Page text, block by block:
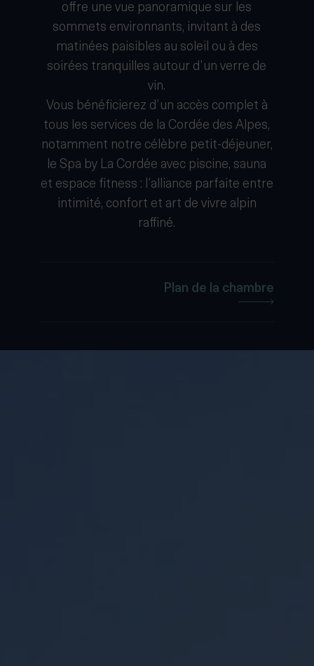
offre une vue panoramique sur les
sommets environnants, invitant à des
matinées paisibles au soleil ou à des
soirées tranquilles autour d’un verre de
vin.
Vous bénéficierez d’un accès complet à
tous les services de la Cordée des Alpes,
notamment notre célèbre petit-déjeuner,
le Spa by La Cordée avec piscine, sauna
et espace fitness : l’alliance parfaite entre
intimité, confort et art de vivre alpin
raffiné.
Plan de la chambre